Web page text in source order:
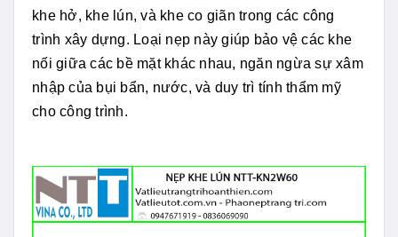
khe hở, khe lún, và khe co giãn trong các công
trình xây dựng. Loại nẹp này giúp bảo vệ các khe
nối giữa các bề mặt khác nhau, ngăn ngừa sự xâm
nhập của bụi bẩn, nước, và duy trì tính thẩm mỹ
cho công trình.